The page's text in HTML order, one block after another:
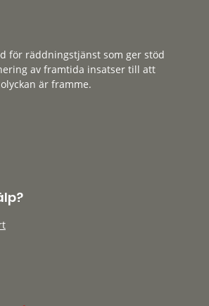
för räddningstjänst som ger stöd
av framtida insatser till att
är framme.